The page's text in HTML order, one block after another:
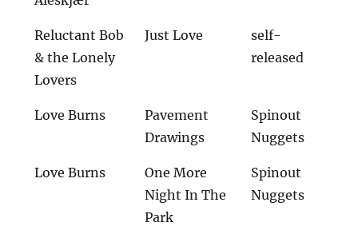
Reluctant Bob
& the Lonely
Lovers
Just Love
self-
released
Love Burns
Pavement
Drawings
Spinout
Nuggets
Love Burns
One More
Night In The
Park
Spinout
Nuggets